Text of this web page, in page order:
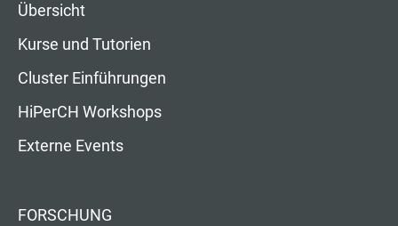
Übersicht
Kurse und Tutorien
Cluster Einführungen
HiPerCH Workshops
Externe Events
FORSCHUNG